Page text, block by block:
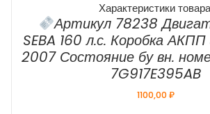
Характеристики
Артикул 78238
SEBA 160 л.с. Коробка
2007 Состояние бу вн.
7G917E395AB
1100,00₽